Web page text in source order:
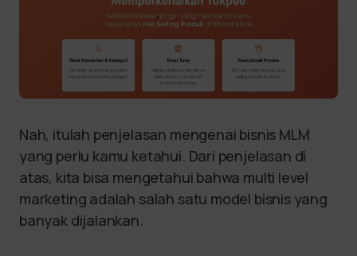
Nah, itulah penjelasan mengenai bisnis MLM
yang perlu kamu ketahui. Dari penjelasan di
atas, kita bisa mengetahui bahwa multi level
marketing adalah salah satu model bisnis yang
banyak dijalankan.